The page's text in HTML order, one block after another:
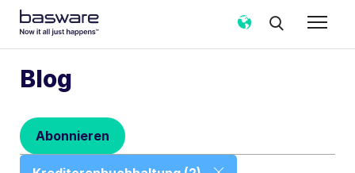
Blog
Abonnieren
Abonnieren Sie den Basware-Blog!
E-Mail*
Land*